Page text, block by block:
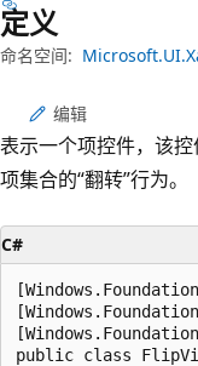
定义
命名空间:
编辑
表示一个项控件，该
项集合的“翻转”行为。
C#
public class